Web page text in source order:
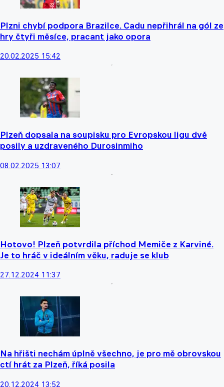
Plzni chybí podpora Brazilce. Cadu nepřihrál na gól ze
hry čtyři měsíce, pracant jako opora
20.02.2025 15:42
Plzeň dopsala na soupisku pro Evropskou ligu dvě
posily a uzdraveného Durosinmiho
08.02.2025 13:07
Hotovo! Plzeň potvrdila příchod Memiče z Karviné.
Je to hráč v ideálním věku, raduje se klub
27.12.2024 11:37
Na hřišti nechám úplně všechno, je pro mě obrovskou
ctí hrát za Plzeň, říká posila
20.12.2024 13:52